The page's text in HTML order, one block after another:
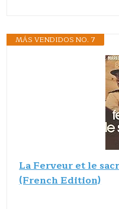
MÁS VENDIDOS NO. 7
La Ferveur et le
(French Edition)